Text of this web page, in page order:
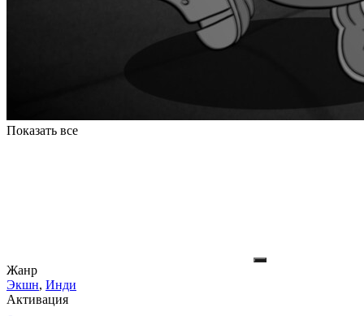
Показать все
Жанр
Экшн, Инди
Активация